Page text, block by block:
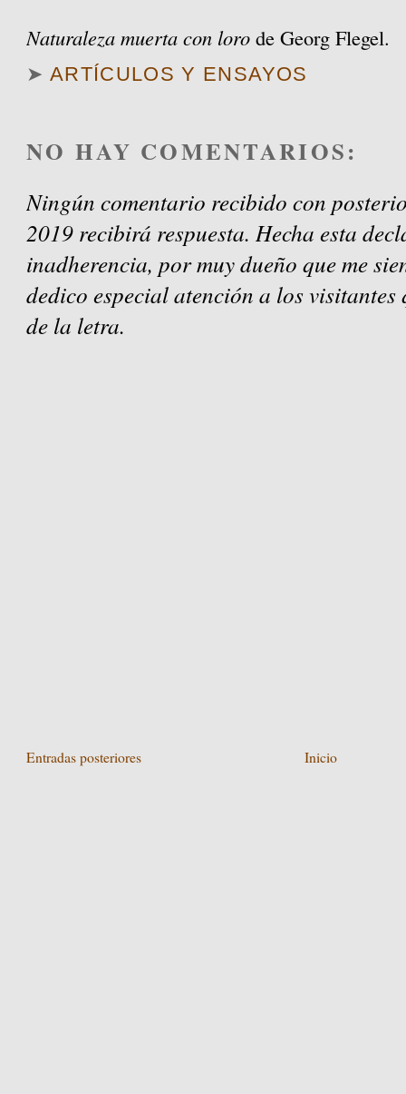
Naturaleza muerta con loro de Georg Flegel.
➤ ARTÍCULOS Y ENSAYOS
NO HAY COMENTARIOS:
Ningún comentario recibido con
2019 recibirá respuesta. Hecha esta
inadherencia, por muy dueño que me
dedico especial atención a los
de la letra.
Entradas posteriores Inicio